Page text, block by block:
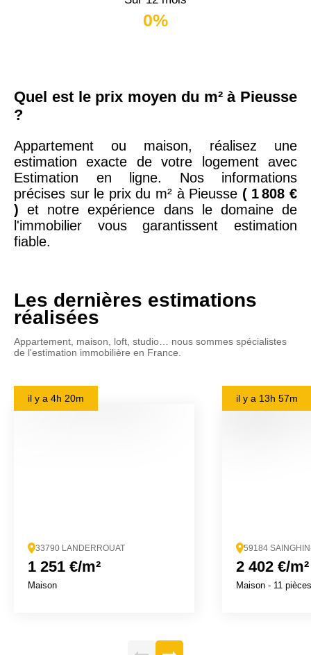
0%
Quel est le prix moyen du m² à Pieusse
?
Appartement ou maison, réalisez une
estimation exacte de votre logement avec
Estimation en ligne. Nos informations
précises sur le prix du m² à Pieusse ( 1 808 €
) et notre expérience dans le domaine de
l'immobilier vous garantissent estimation
fiable.
Les dernières estimations
réalisées
Appartement, maison, loft, studio… nous sommes spécialistes
de l'estimation immobilière en France.
il y a 4h 20m
33790 LANDERROUAT
1 251 €/m²
Maison
il y a 13h 57m
59184
2 402 €/m²
Maison - 11 pièces